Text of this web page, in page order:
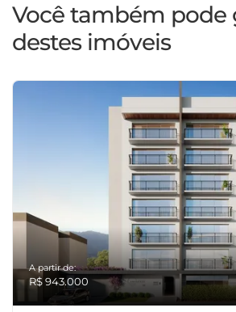
Você também pode
destes imóveis
A partir de:
R$ 943.000